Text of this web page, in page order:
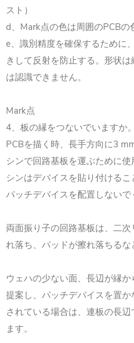
スト）
d、Mark点の色は周囲のPCBの
e、識別精度を確保するために
きして反射を防止する。形状
は認識できません。
Mark点
4、板の縁をつないでいますか。
PCBを描く時、長手方向に3
シンで回路基板を運ぶために
シンはデバイスを貼り付ける
パッチデバイスを配置しないで
両面振り子の回路基板は、二
れ落ち、パッドが擦れ落ちるな
ウェハの少ない面、長辺が縁
提案し、パッチデバイスを置か
されている場合は、連板の長
ます。